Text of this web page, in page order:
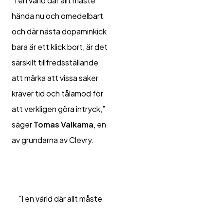
hända nu och omedelbart
och där nästa dopaminkick
bara är ett klick bort, är det
särskilt tillfredsställande
att märka att vissa saker
kräver tid och tålamod för
att verkligen göra intryck,”
sägerTomas Valkama, en
av grundarna av Clevry.
”I en värld där allt måste